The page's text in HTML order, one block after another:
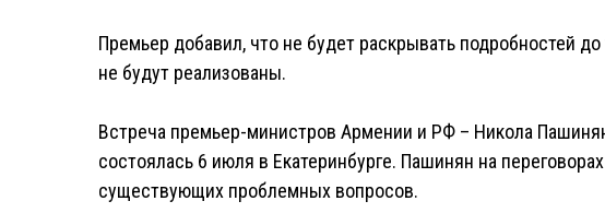
Премьер добавил, что не будет раскрывать подробностей до
не будут реализованы.
Встреча премьер-министров Армении и РФ – Никола
состоялась 6 июля в Екатеринбурге. Пашинян на
существующих проблемных вопросов.